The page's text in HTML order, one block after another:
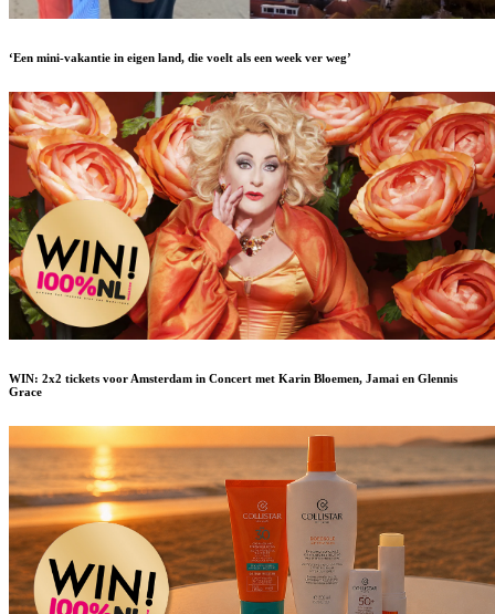
‘Een mini-vakantie in eigen land, die voelt als een week ver weg’
WIN: 2x2 tickets voor Amsterdam in Concert met Karin Bloemen, Jamai en Glennis
Grace